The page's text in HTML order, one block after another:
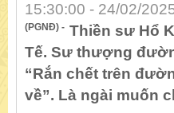
15:30:00 - 24/02/
(PGNĐ) - Thiền sư Hổ
Tế. Sư thượng
“Rắn chết trên
về”. Là ngài muốn